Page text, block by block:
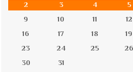
2
3 4 5
9
10 11 12
16
17 18 19
23
24 25 26
30
31